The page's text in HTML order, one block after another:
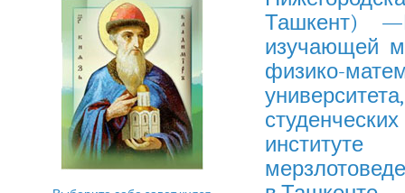
Ташкент)
изучающей
физико-